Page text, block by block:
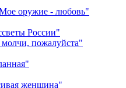
оружие - любовь"
России"
пожалуйста"
женщина"